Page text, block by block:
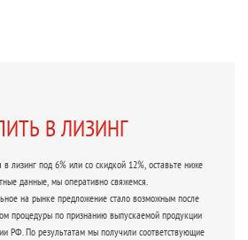
В ЛИЗИНГ
лизинг под 6% или со скидкой 12%, оставьте ниже
данные, мы оперативно свяжемся.
на рынке предложение стало возможным после
процедуры по признанию выпускаемой продукции
РФ. По результатам мы получили соответствующие